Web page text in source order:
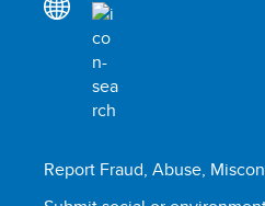
Report Fraud, Abuse,